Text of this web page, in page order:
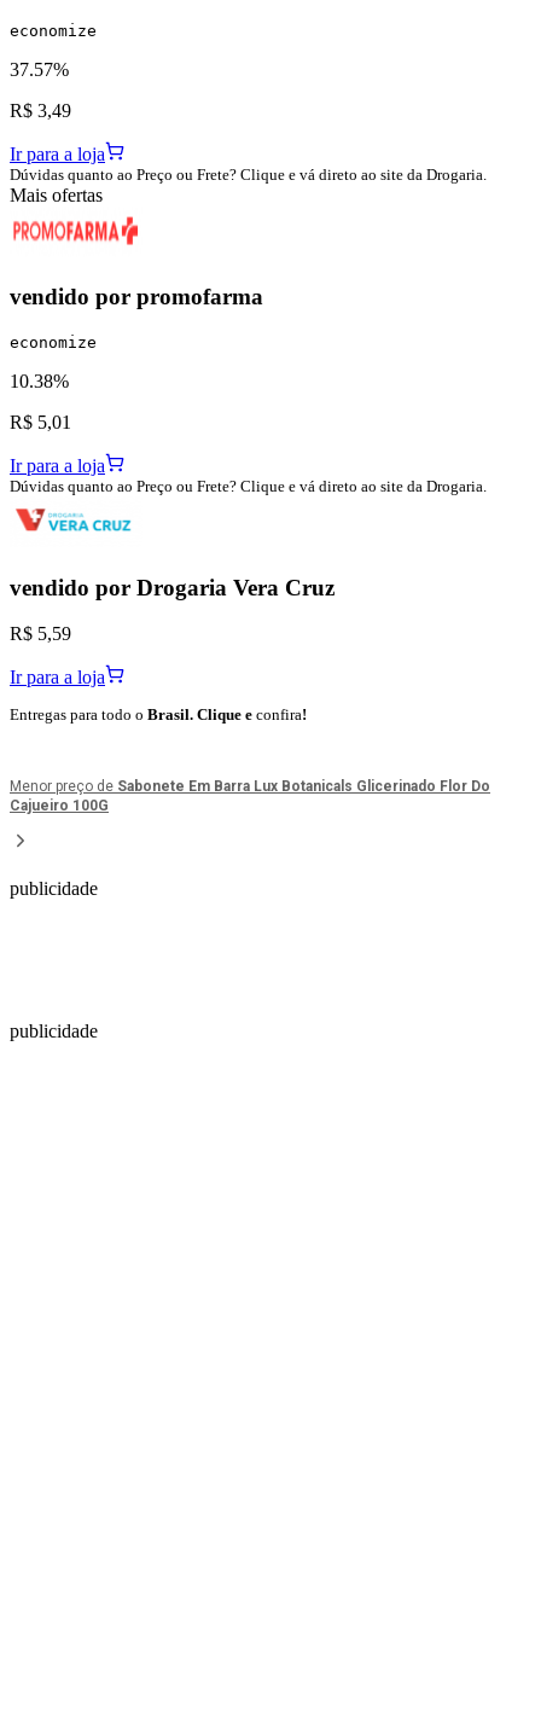
economize
37.57%
R$ 3,49
Ir para a loja
Dúvidas quanto ao Preço ou Frete? Clique e vá direto ao site da Drogaria.
Mais ofertas
vendido por promofarma
economize
10.38%
R$ 5,01
Ir para a loja
Dúvidas quanto ao Preço ou Frete? Clique e vá direto ao site da Drogaria.
vendido por Drogaria Vera Cruz
R$ 5,59
Ir para a loja
Entregas para todo o Brasil. Clique e confira!
Menor preço de Sabonete Em Barra Lux Botanicals Glicerinado Flor Do
Cajueiro 100G
publicidade
publicidade